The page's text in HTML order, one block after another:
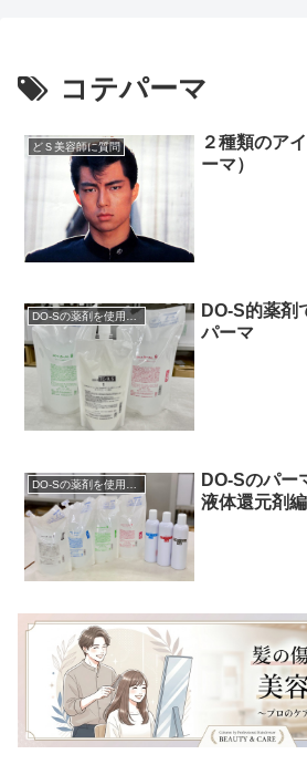
コテパーマ
どＳ美容師に質問
２種類のア
ーマ）
DO-Sの薬剤を使用したい
DO-S的薬剤
パーマ
DO-Sのパー
液体還元剤編